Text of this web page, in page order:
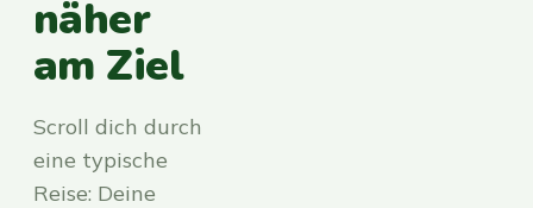
näher
am Ziel
Scroll dich durch
eine typische
Reise: Deine